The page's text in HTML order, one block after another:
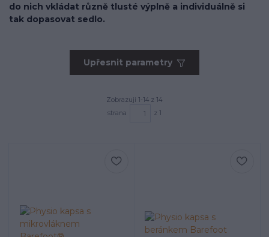
do nich vkládat různě tlusté výplně a individuálně si
tak dopasovat sedlo.
Upřesnit parametry
Zobrazuji 1-14 z 14
strana
z 1